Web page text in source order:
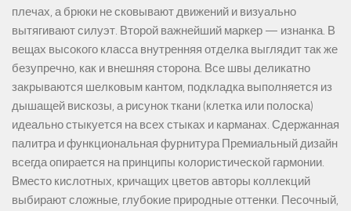
плечах, а брюки не сковывают движений и визуально
вытягивают силуэт. Второй важнейший маркер — изнанка. В
вещах высокого класса внутренняя отделка выглядит так же
безупречно, как и внешняя сторона. Все швы деликатно
закрываются шелковым кантом, подкладка выполняется из
дышащей вискозы, а рисунок ткани (клетка или полоска)
идеально стыкуется на всех стыках и карманах. Сдержанная
палитра и функциональная фурнитура Премиальный дизайн
всегда опирается на принципы колористической гармонии.
Вместо кислотных, кричащих цветов авторы коллекций
выбирают сложные, глубокие природные оттенки. Песочный,